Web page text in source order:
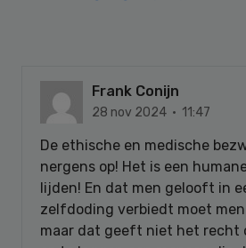
Frank Conijn
28 nov 2024 · 11:47
De ethische en medische
nergens op! Het is een
lijden! En dat men gelooft in
zelfdoding verbiedt moet
maar dat geeft niet het recht